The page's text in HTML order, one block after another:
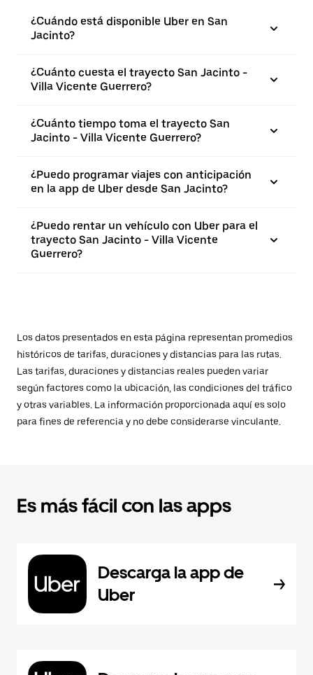
¿Cuándo está disponible Uber en San
Jacinto?
¿Cuánto cuesta el trayecto San Jacinto -
Villa Vicente Guerrero?
¿Cuánto tiempo toma el trayecto San
Jacinto - Villa Vicente Guerrero?
¿Puedo programar viajes con anticipación
en la app de Uber desde San Jacinto?
¿Puedo rentar un vehículo con Uber para el
trayecto San Jacinto - Villa Vicente
Guerrero?
Los datos presentados en esta página representan promedios
históricos de tarifas, duraciones y distancias para las rutas.
Las tarifas, duraciones y distancias reales pueden variar
según factores como la ubicación, las condiciones del tráfico
y otras variables. La información proporcionada aquí es solo
para fines de referencia y no debe considerarse vinculante.
Es más fácil con las apps
Descarga la app de
Uber